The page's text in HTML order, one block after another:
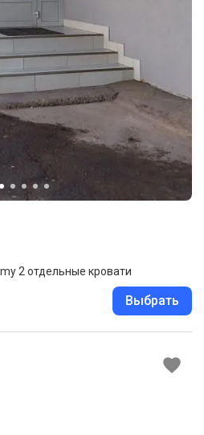
2 отдельные кровати
Выбрать